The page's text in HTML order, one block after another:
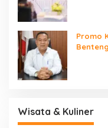
Promo
Wisata & Kuliner